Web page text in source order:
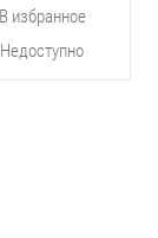
В избранное
Недоступно